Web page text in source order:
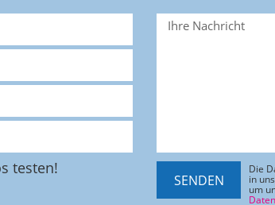
testen!
Die
in
um
SENDEN